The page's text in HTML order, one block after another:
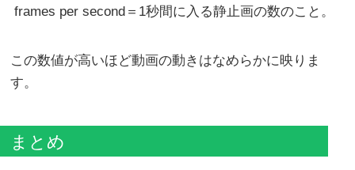
frames per second＝1秒間に入る静止画の数のこと。
この数値が高いほど動画の動きはなめらかに映りま
す。
まとめ